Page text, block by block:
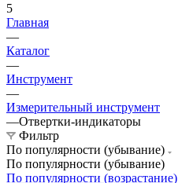
5
Главная
—
Каталог
—
Инструмент
—
Измерительный инструмент
—Отвертки-индикаторы
Фильтр
По популярности (убывание)
По популярности (убывание)
По популярности (возрастание)